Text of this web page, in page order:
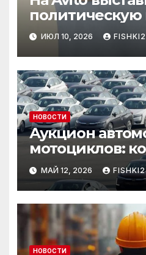
необычный
внимание
ИЮЛ 10, 2026
НОВОСТИ
Аукцион
мотоциклов:
становится
МАЙ 12, 2026
НОВОСТИ